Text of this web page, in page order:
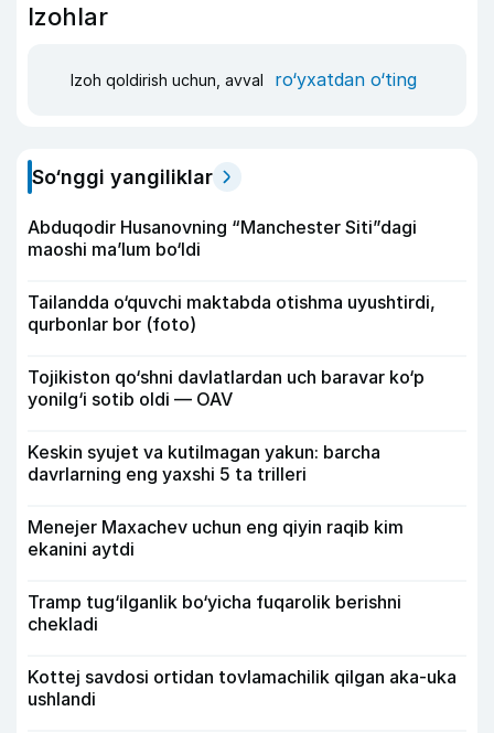
Izohlar
Izoh qoldirish uchun, avval ro‘yxatdan o‘ting
So‘nggi yangiliklar
Abduqodir Husanovning “Manchester Siti”dagi
maoshi ma’lum bo‘ldi
Tailandda o‘quvchi maktabda otishma uyushtirdi,
qurbonlar bor (foto)
Tojikiston qo‘shni davlatlardan uch baravar ko‘p
yonilg‘i sotib oldi — OAV
Keskin syujet va kutilmagan yakun: barcha
davrlarning eng yaxshi 5 ta trilleri
Menejer Maxachev uchun eng qiyin raqib kim
ekanini aytdi
Tramp tug‘ilganlik bo‘yicha fuqarolik berishni
chekladi
Kottej savdosi ortidan tovlamachilik qilgan aka-uka
ushlandi